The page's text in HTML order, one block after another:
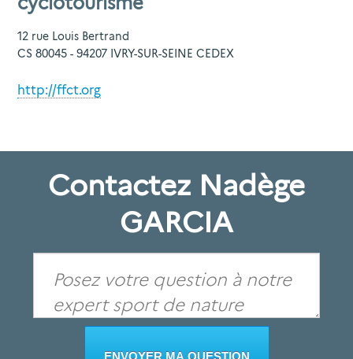
12 rue Louis Bertrand
CS 80045 - 94207 IVRY-SUR-SEINE CEDEX
http://ffct.org
Contactez Nadège
GARCIA